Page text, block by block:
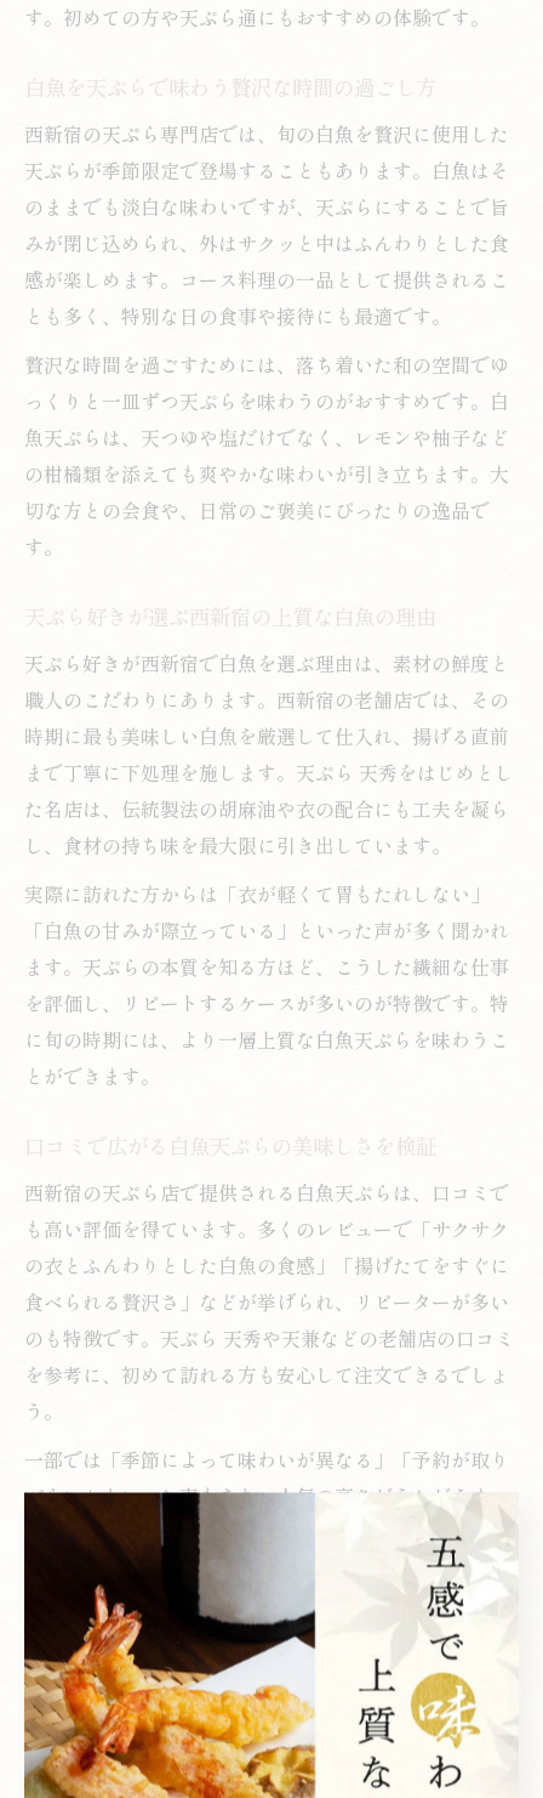
す。初めての方や天ぷら通にもおすすめの体験です。
白魚を天ぷらで味わう贅沢な時間の過ごし方
西新宿の天ぷら専門店では、旬の白魚を贅沢に使用した
天ぷらが季節限定で登場することもあります。白魚はそ
のままでも淡白な味わいですが、天ぷらにすることで旨
みが閉じ込められ、外はサクッと中はふんわりとした食
感が楽しめます。コース料理の一品として提供されるこ
とも多く、特別な日の食事や接待にも最適です。
贅沢な時間を過ごすためには、落ち着いた和の空間でゆ
っくりと一皿ずつ天ぷらを味わうのがおすすめです。白
魚天ぷらは、天つゆや塩だけでなく、レモンや柚子など
の柑橘類を添えても爽やかな味わいが引き立ちます。大
切な方との会食や、日常のご褒美にぴったりの逸品で
す。
天ぷら好きが選ぶ西新宿の上質な白魚の理由
天ぷら好きが西新宿で白魚を選ぶ理由は、素材の鮮度と
職人のこだわりにあります。西新宿の老舗店では、その
時期に最も美味しい白魚を厳選して仕入れ、揚げる直前
まで丁寧に下処理を施します。天ぷら 天秀をはじめとし
た名店は、伝統製法の胡麻油や衣の配合にも工夫を凝ら
し、食材の持ち味を最大限に引き出しています。
実際に訪れた方からは「衣が軽くて胃もたれしない」
「白魚の甘みが際立っている」といった声が多く聞かれ
ます。天ぷらの本質を知る方ほど、こうした繊細な仕事
を評価し、リピートするケースが多いのが特徴です。特
に旬の時期には、より一層上質な白魚天ぷらを味わうこ
とができます。
口コミで広がる白魚天ぷらの美味しさを検証
西新宿の天ぷら店で提供される白魚天ぷらは、口コミで
も高い評価を得ています。多くのレビューで「サクサク
の衣とふんわりとした白魚の食感」「揚げたてをすぐに
食べられる贅沢さ」などが挙げられ、リピーターが多い
のも特徴です。天ぷら 天秀や天兼などの老舗店の口コミ
を参考に、初めて訪れる方も安心して注文できるでしょ
う。
一部では「季節によって味わいが異なる」「予約が取り
づらい」といった声もあり、人気の高さがうかがえま
す。実際に体験した方の感想をもとに、白魚天ぷらの魅
力を再確認することで、より満足度の高い食事体験が期
待できます。口コミを参考に、ぜひ自分だけのお気に入
りの一皿を見つけてください。
天ぷら好き必見の西新宿白魚の魅